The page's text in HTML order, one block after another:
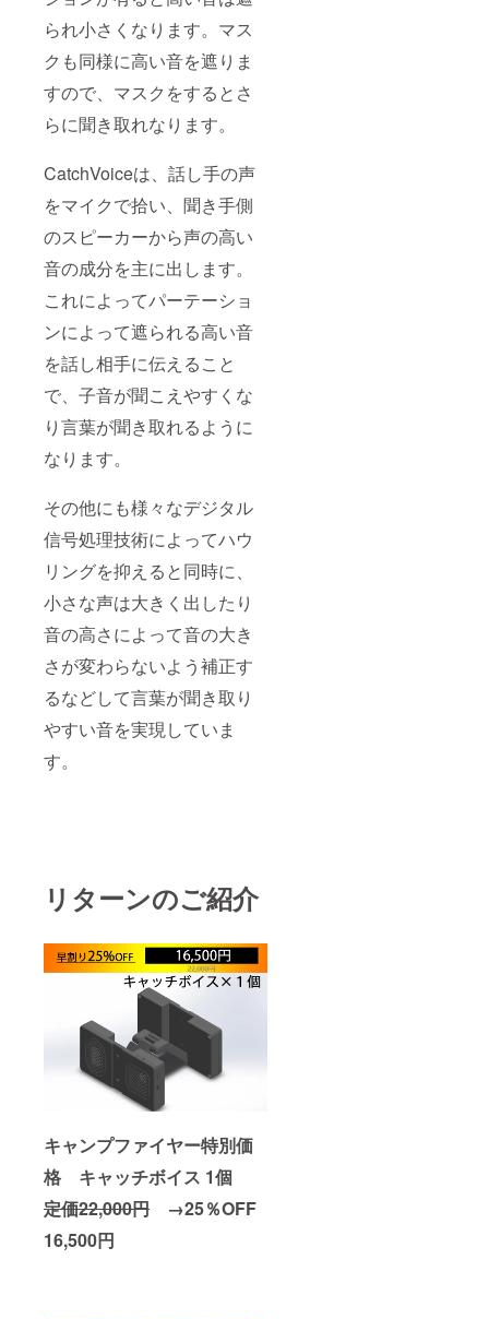
られ小さくなります。マス
クも同様に高い音を遮りま
すので、マスクをするとさ
らに聞き取れなります。
CatchVoiceは、話し手の声
をマイクで拾い、聞き手側
のスピーカーから声の高い
音の成分を主に出します。
これによってパーテーショ
ンによって遮られる高い音
を話し相手に伝えること
で、子音が聞こえやすくな
り言葉が聞き取れるように
なります。
その他にも様々なデジタル
信号処理技術によってハウ
リングを抑えると同時に、
小さな声は大きく出したり
音の高さによって音の大き
さが変わらないよう補正す
るなどして言葉が聞き取り
やすい音を実現していま
す。
リターンのご紹介
キャンプファイヤー特別価
格 キャッチボイス 1個
定価22,000円 →25％OFF
16,500円